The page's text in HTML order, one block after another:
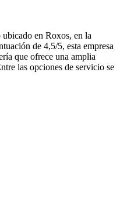
en Roxos, en la
de 4,5/5, esta empresa
que ofrece una amplia
las opciones de servicio se